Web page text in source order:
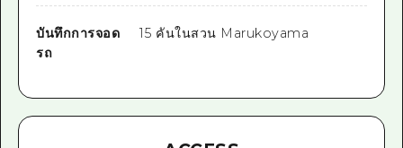
บันทึกการจอด
รถ
15 คันในสวน Marukoyama